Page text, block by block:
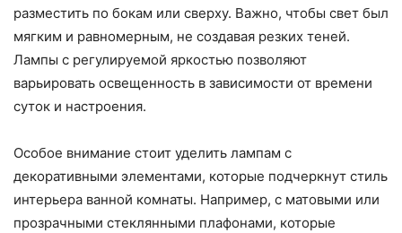
разместить по бокам или сверху. Важно, чтобы свет был
мягким и равномерным, не создавая резких теней.
Лампы с регулируемой яркостью позволяют
варьировать освещенность в зависимости от времени
суток и настроения.
Особое внимание стоит уделить лампам с
декоративными элементами, которые подчеркнут стиль
интерьера ванной комнаты. Например, с матовыми или
прозрачными стеклянными плафонами, которые